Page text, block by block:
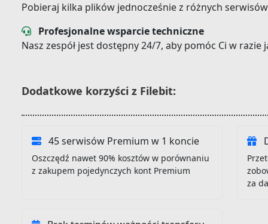
Pobieraj kilka plików jednocześnie z różnych
Profesjonalne wsparcie techniczne
Nasz zespół jest dostępny 24/7, aby pomóc Ci w
Dodatkowe korzyści z Filebit:
45 serwisów Premium w 1 koncie
Oszczędź nawet 90% kosztów w porównaniu
z zakupem pojedynczych kont Premium
za